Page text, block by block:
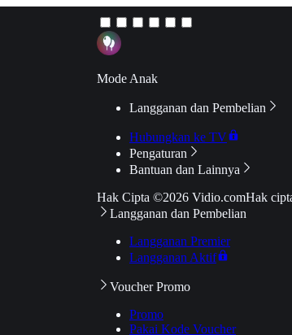
Mode Anak
Langganan dan Pembelian
Hubungkan ke TV
Pengaturan
Bantuan dan Lainnya
Hak Cipta ©2026 Vidio.comHak
Langganan dan Pembelian
Langganan Premier
Langganan Aktif
Voucher Promo
Promo
Pakai Kode Voucher